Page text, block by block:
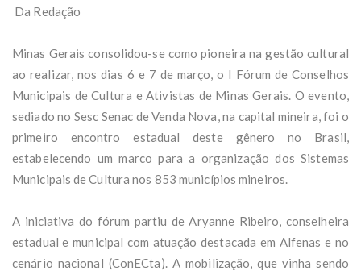
Da Redação
Minas Gerais consolidou-se como pioneira na gestão cultural
ao realizar, nos dias 6 e 7 de março, o I Fórum de Conselhos
Municipais de Cultura e Ativistas de Minas Gerais. O evento,
sediado no Sesc Senac de Venda Nova, na capital mineira, foi o
primeiro encontro estadual deste gênero no Brasil,
estabelecendo um marco para a organização dos Sistemas
Municipais de Cultura nos 853 municípios mineiros.
A iniciativa do fórum partiu de Aryanne Ribeiro, conselheira
estadual e municipal com atuação destacada em Alfenas e no
cenário nacional (ConECta). A mobilização, que vinha sendo